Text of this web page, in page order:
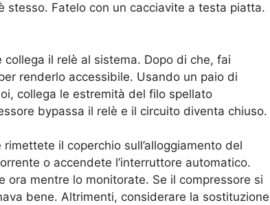
stesso. Fatelo con un cacciavite a testa piatta.
il relè al sistema. Dopo di che, fai
renderlo accessibile. Usando un paio di
collega le estremità del filo spellato
bypassa il relè e il circuito diventa chiuso.
il coperchio sull’alloggiamento del
o accendete l’interruttore automatico.
ora mentre lo monitorate. Se il compressore si
bene. Altrimenti, considerare la sostituzione